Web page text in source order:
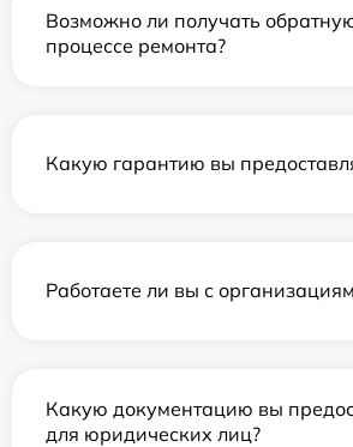
Возможно ли получать
процессе ремонта?
Какую гарантию вы
Работаете ли вы с
Какую документацию вы
для юридических лиц?